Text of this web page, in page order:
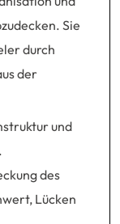
Sie
durch
der
und
des
Lücken